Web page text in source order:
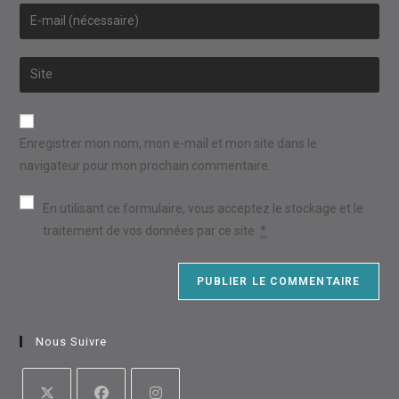
name
comment
Enter
your
email
address
comment
Saisir
l’URL
de
Enregistrer mon nom, mon e-mail et mon site dans le
navigateur pour mon prochain commentaire.
En utilisant ce formulaire, vous acceptez le stockage et le
traitement de vos données par ce site. *
Nous Suivre